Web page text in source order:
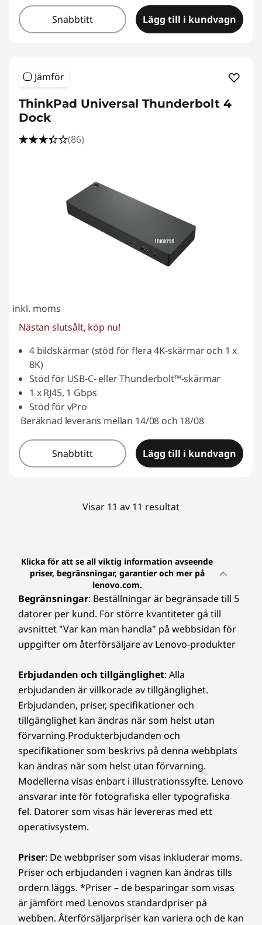
Snabbtitt Lägg till i kundvagn
Jämför
ThinkPad Universal Thunderbolt 4
Dock
(86)
inkl. moms
Nästan slutsålt, köp nu!
4 bildskärmar (stöd för flera 4K-skärmar och 1 x
8K)
Stöd för USB-C- eller Thunderbolt™-skärmar
1 x RJ45, 1 Gbps
Stöd för vPro
Beräknad leverans mellan 14/08 och 18/08
Snabbtitt Lägg till i kundvagn
Visar 11 av 11 resultat
Klicka för att se all viktig information avseende
priser, begränsningar, garantier och mer på
lenovo.com.
Begränsningar: Beställningar är begränsade till 5
datorer per kund. För större kvantiteter gå till
avsnittet "Var kan man handla" på webbsidan för
uppgifter om återförsäljare av Lenovo-produkter
Erbjudanden och tillgänglighet: Alla
erbjudanden är villkorade av tillgänglighet.
Erbjudanden, priser, specifikationer och
tillgänglighet kan ändras när som helst utan
förvarning.Produkterbjudanden och
specifikationer som beskrivs på denna webbplats
kan ändras när som helst utan förvarning.
Modellerna visas enbart i illustrationssyfte. Lenovo
ansvarar inte för fotografiska eller typografiska
fel. Datorer som visas här levereras med ett
operativsystem.
Priser: De webbpriser som visas inkluderar moms.
Priser och erbjudanden i vagnen kan ändras tills
ordern läggs. *Priser – de besparingar som visas
är jämfört med Lenovos standardpriser på
webben. Återförsäljarpriser kan variera och de kan